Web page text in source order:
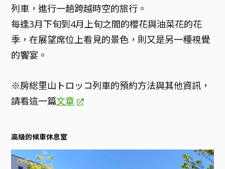
列車，進行一趟跨越時空的旅行。
每逢3月下旬到4月上旬之間的櫻花與油菜花的花
季，在展望席位上看見的景色，則又是另一種視覺
的饗宴。
※房総里山トロッコ列車的預約方法與其他資訊，
請看這一篇文章
高級的候車休息室